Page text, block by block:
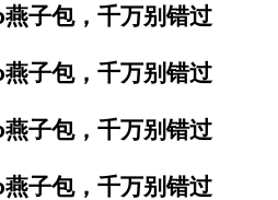
子包，千万别错过
子包，千万别错过
子包，千万别错过
子包，千万别错过